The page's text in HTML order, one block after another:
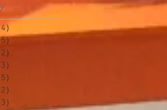
）
）
2）
3）
5）
2）
3）